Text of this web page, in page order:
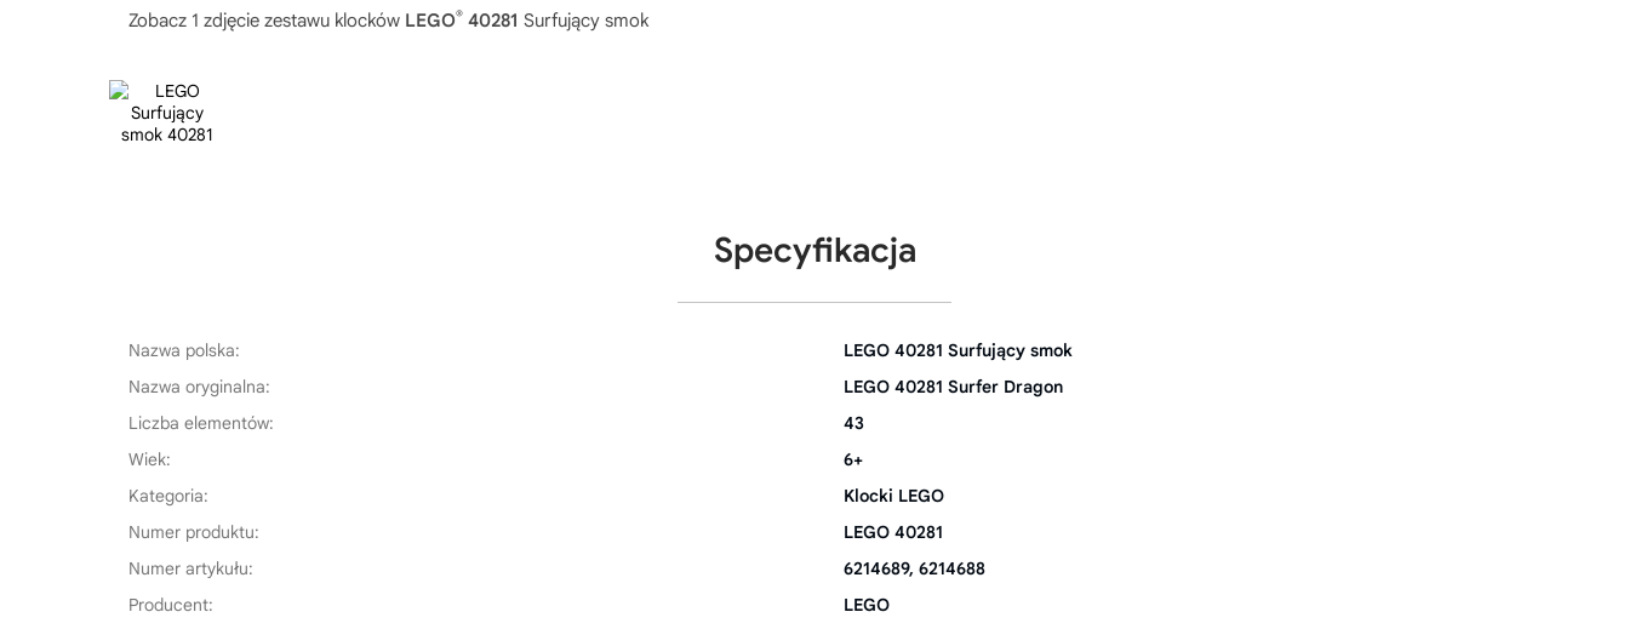
Zobacz 1 zdjęcie zestawu klocków LEGO® 40281 Surfujący smok
Specyfikacja
Nazwa polska:
LEGO 40281 Surfujący smok
Nazwa oryginalna:
LEGO 40281 Surfer Dragon
Liczba elementów:
43
Wiek:
6+
Kategoria:
Klocki LEGO
Numer produktu:
LEGO 40281
Numer artykułu:
6214689, 6214688
Producent:
LEGO